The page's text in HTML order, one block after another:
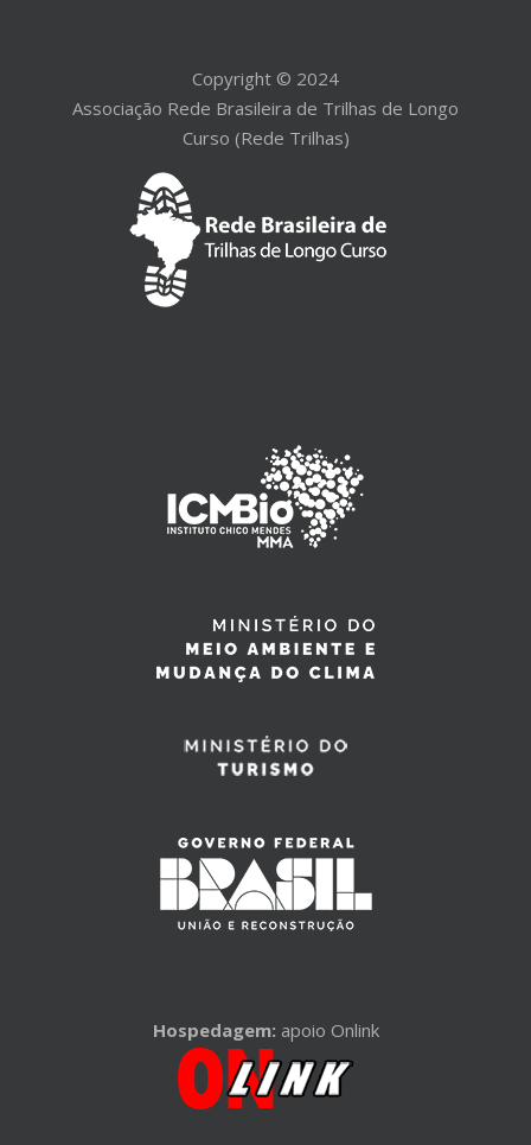
Copyright © 2024
Associação Rede Brasileira de Trilhas de Longo
Curso (Rede Trilhas)
Hospedagem: apoio Onlink